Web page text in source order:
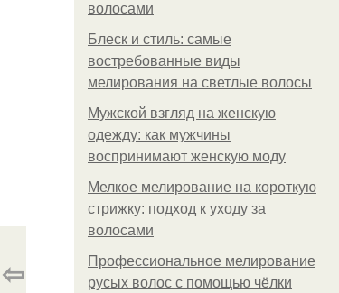
волосами
Блеск и стиль: самые
востребованные виды
мелирования на светлые волосы
Мужской взгляд на женскую
одежду: как мужчины
воспринимают женскую моду
Мелкое мелирование на короткую
стрижку: подход к уходу за
волосами
Профессиональное мелирование
русых волос с помощью чёлки
⇦